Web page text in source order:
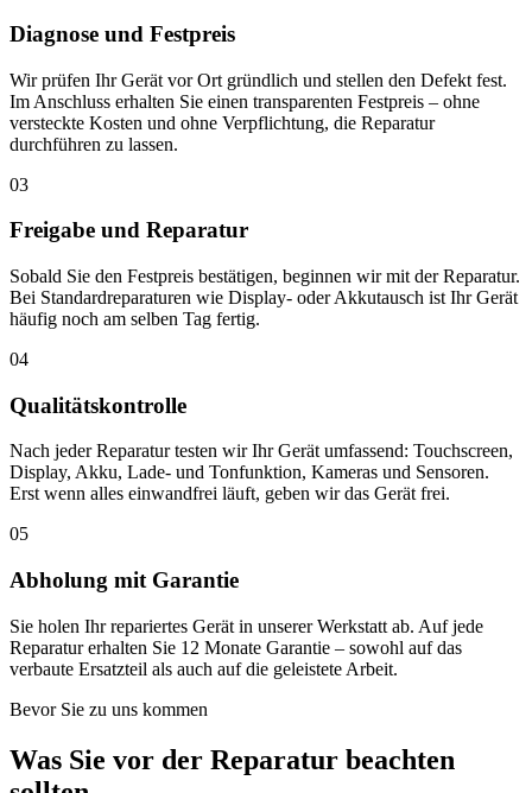
Diagnose und Festpreis
Wir prüfen Ihr Gerät vor Ort gründlich und stellen den Defekt fest.
Im Anschluss erhalten Sie einen transparenten Festpreis – ohne
versteckte Kosten und ohne Verpflichtung, die Reparatur
durchführen zu lassen.
03
Freigabe und Reparatur
Sobald Sie den Festpreis bestätigen, beginnen wir mit der Reparatur.
Bei Standardreparaturen wie Display- oder Akkutausch ist Ihr Gerät
häufig noch am selben Tag fertig.
04
Qualitätskontrolle
Nach jeder Reparatur testen wir Ihr Gerät umfassend: Touchscreen,
Display, Akku, Lade- und Tonfunktion, Kameras und Sensoren.
Erst wenn alles einwandfrei läuft, geben wir das Gerät frei.
05
Abholung mit Garantie
Sie holen Ihr repariertes Gerät in unserer Werkstatt ab. Auf jede
Reparatur erhalten Sie 12 Monate Garantie – sowohl auf das
verbaute Ersatzteil als auch auf die geleistete Arbeit.
Bevor Sie zu uns kommen
Was Sie vor der Reparatur beachten